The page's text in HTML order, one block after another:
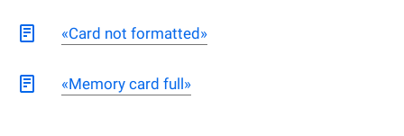
«Card not formatted»
«Memory card full»